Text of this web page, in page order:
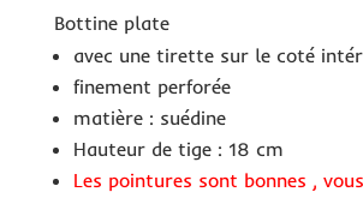
Bottine plate
avec une tirette sur le coté
finement perforée
matière : suédine
Hauteur de tige : 18 cm
Les pointures sont bonnes ,